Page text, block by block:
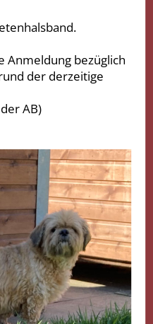
Anmeldung bezüglich
der derzeitige
AB)